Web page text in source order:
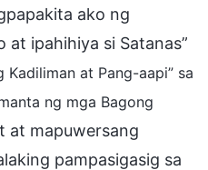
ako ng
ipahihiya si Satanas”
Kadiliman at Pang-aapi” sa
ng mga Bagong
at mapuwersang
pampasigasig sa